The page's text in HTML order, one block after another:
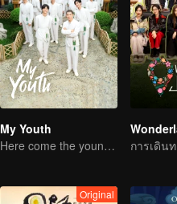
My Youth
Here come the young traditional culture fans!
Original